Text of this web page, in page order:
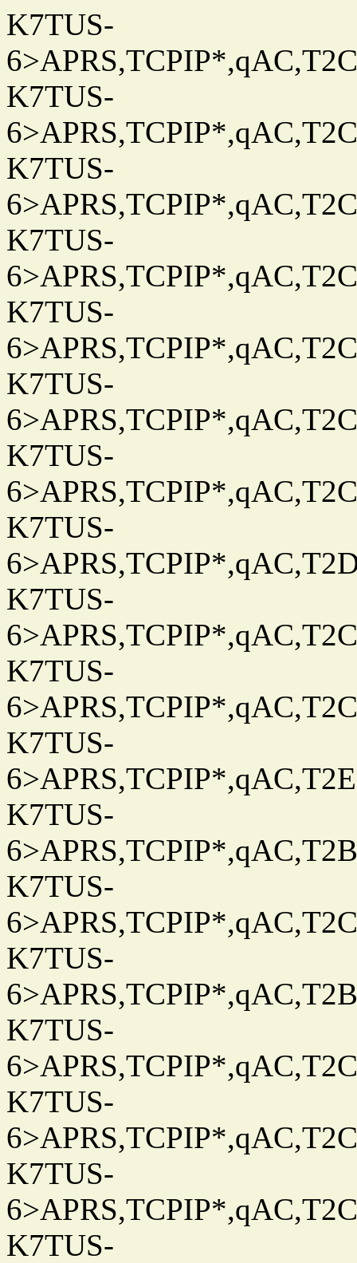
K7TUS-
K7TUS-
K7TUS-
K7TUS-
K7TUS-
K7TUS-
K7TUS-
K7TUS-
K7TUS-
K7TUS-
K7TUS-
K7TUS-
K7TUS-
K7TUS-
K7TUS-
K7TUS-
K7TUS-
K7TUS-